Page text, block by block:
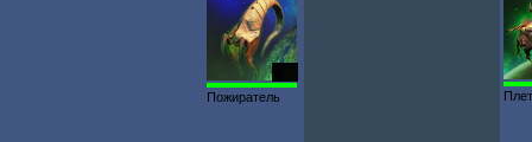
Пожиратель